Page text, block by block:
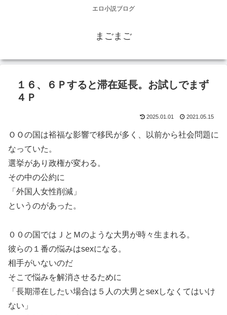
エロ小説ブログ
まごまご
１６、６Ｐすると滞在延長。お試しでまず
４Ｐ
2025.01.01 2021.05.15
ＯＯの国は裕福な影響で移民が多く、以前から社会問題に
なっていた。
選挙があり政権が変わる。
その中の公約に
「外国人女性削減」
というのがあった。
００の国ではＪとＭのような大男が時々生まれる。
彼らの１番の悩みはsexになる。
相手がいないのだ
そこで悩みを解消させるために
「長期滞在したい場合は５人の大男とsexしなくてはいけ
ない」